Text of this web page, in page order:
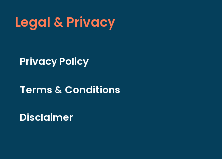
Legal & Privacy
Privacy Policy
Terms & Conditions
Disclaimer